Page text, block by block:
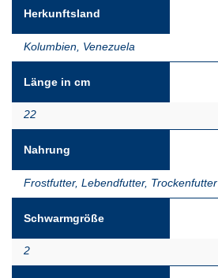
Herkunftsland
Kolumbien Venezuela
Länge in cm
22
Nahrung
Frostfutter, Lebendfutter, Trockenfutter
Schwarmgröße
2